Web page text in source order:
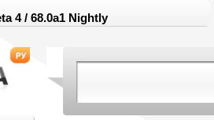
4 / 68.0a1 Nightly